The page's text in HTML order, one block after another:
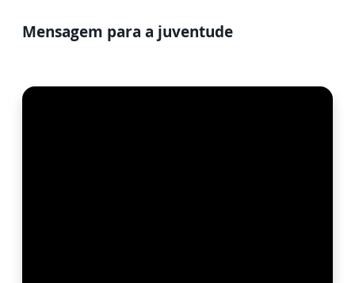
Mensagem para a juventude